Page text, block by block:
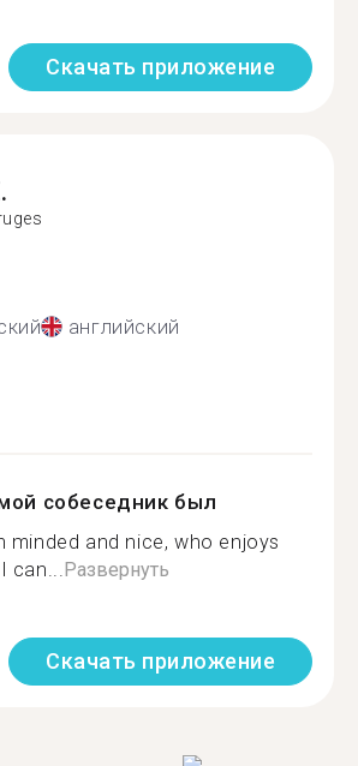
Скачать приложение
английский
собеседник был
minded and nice, who enjoys
can...Развернуть
Скачать приложение